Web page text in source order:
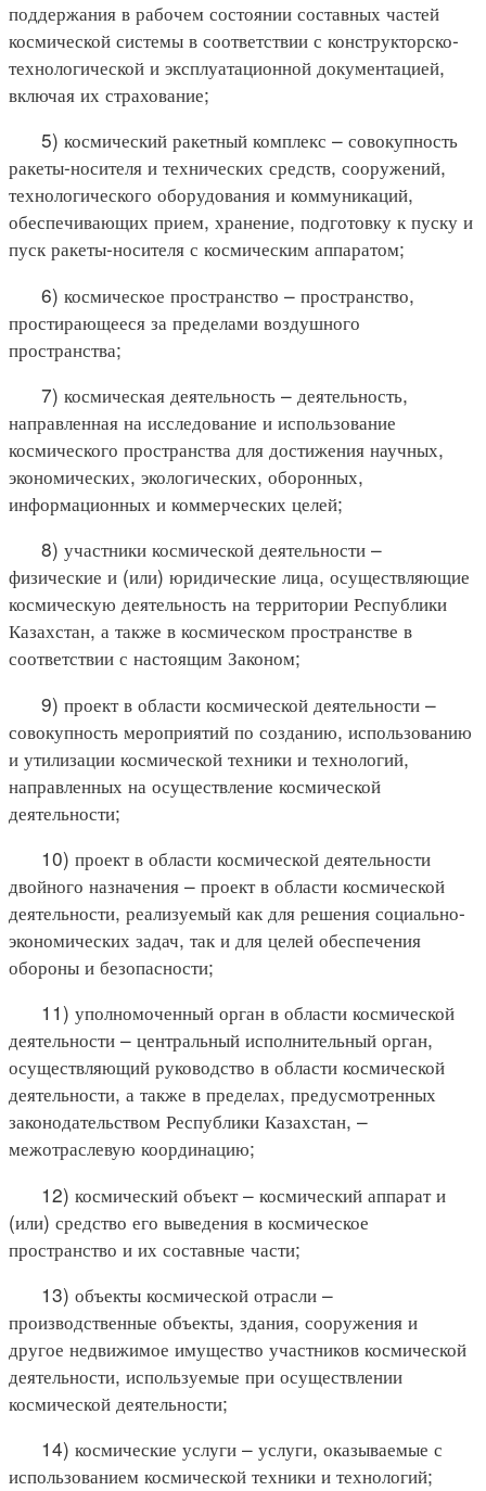
поддержания в рабочем состоянии составных частей
космической системы в соответствии с конструкторско-
технологической и эксплуатационной документацией,
включая их страхование;
5) космический ракетный комплекс – совокупность
ракеты-носителя и технических средств, сооружений,
технологического оборудования и коммуникаций,
обеспечивающих прием, хранение, подготовку к пуску и
пуск ракеты-носителя с космическим аппаратом;
6) космическое пространство – пространство,
простирающееся за пределами воздушного
пространства;
7) космическая деятельность – деятельность,
направленная на исследование и использование
космического пространства для достижения научных,
экономических, экологических, оборонных,
информационных и коммерческих целей;
8) участники космической деятельности –
физические и (или) юридические лица, осуществляющие
космическую деятельность на территории Республики
Казахстан, а также в космическом пространстве в
соответствии с настоящим Законом;
9) проект в области космической деятельности –
совокупность мероприятий по созданию, использованию
и утилизации космической техники и технологий,
направленных на осуществление космической
деятельности;
10) проект в области космической деятельности
двойного назначения – проект в области космической
деятельности, реализуемый как для решения социально-
экономических задач, так и для целей обеспечения
обороны и безопасности;
11) уполномоченный орган в области космической
деятельности – центральный исполнительный орган,
осуществляющий руководство в области космической
деятельности, а также в пределах, предусмотренных
законодательством Республики Казахстан, –
межотраслевую координацию;
12) космический объект – космический аппарат и
(или) средство его выведения в космическое
пространство и их составные части;
13) объекты космической отрасли –
производственные объекты, здания, сооружения и
другое недвижимое имущество участников космической
деятельности, используемые при осуществлении
космической деятельности;
14) космические услуги – услуги, оказываемые с
использованием космической техники и технологий;